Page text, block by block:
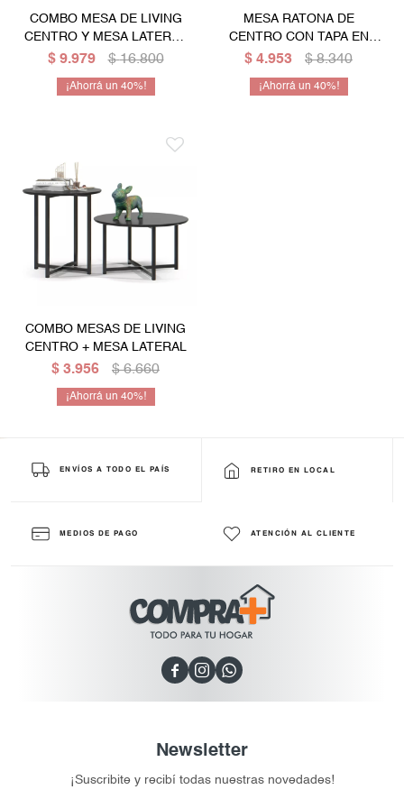
COMBO MESA DE LIVING
CENTRO Y MESA LATERAL
CON TAPA EN MÁRMOL
$ 9.979 $ 16.800
40
MESA RATONA DE
CENTRO CON TAPA EN
MADERA MACIZA
$ 4.953 $ 8.340
40
COMBO MESAS DE LIVING
CENTRO + MESA LATERAL
$ 3.956 $ 6.660
40
ENVÍOS A TODO EL PAÍS RETIRO EN LOCAL
MEDIOS DE PAGO ATENCIÓN AL CLIENTE
  
Newsletter
¡Suscribite y recibí todas nuestras novedades!
Mesas de living
Multiusos y complementos
Escritorios
Bibliotecas
Niños